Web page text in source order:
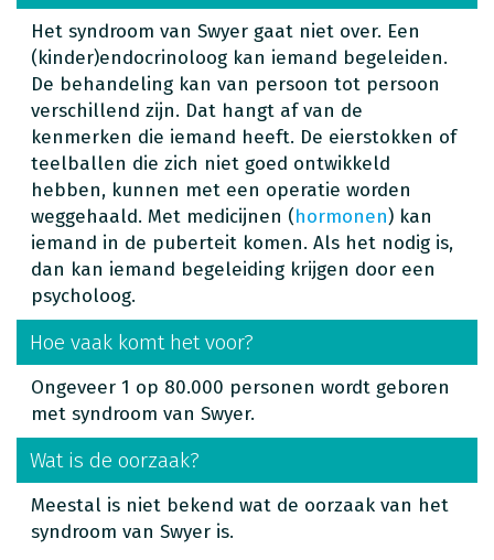
Het syndroom van Swyer gaat niet over. Een
(kinder)endocrinoloog kan iemand begeleiden.
De behandeling kan van persoon tot persoon
verschillend zijn. Dat hangt af van de
kenmerken die iemand heeft. De eierstokken of
teelballen die zich niet goed ontwikkeld
hebben, kunnen met een operatie worden
weggehaald. Met medicijnen (hormonen) kan
iemand in de puberteit komen. Als het nodig is,
dan kan iemand begeleiding krijgen door een
psycholoog.
Hoe vaak komt het voor?
Ongeveer 1 op 80.000 personen wordt geboren
met syndroom van Swyer.
Wat is de oorzaak?
Meestal is niet bekend wat de oorzaak van het
syndroom van Swyer is.